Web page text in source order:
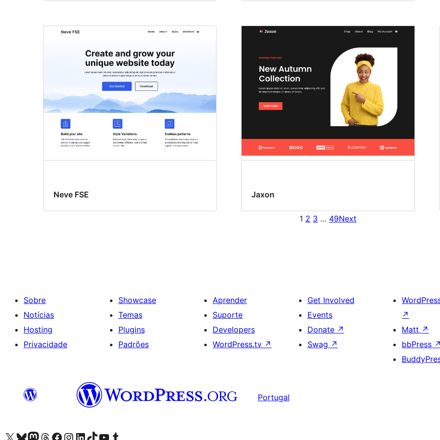
Neve FSE Jaxon
1 2 3 … 49Next
Sobre
Notícias
Hosting
Privacidade
Showcase
Temas
Plugins
Padrões
Aprender
Suporte
Developers
WordPress.tv ↗
Get Involved
Events
Donate ↗
Swag ↗
↗
Matt ↗
bbPress
Portugal
Visite a nossa conta X (antigo Twitter)
Visit our Bluesky account
Visit our Mastodon account
Visit our Threads account
Visite a nossa página do Facebook
Visite a nossa conta no Instagram
Visite a nossa conta no LinkedIn
Visit our TikTok account
Visit our YouTube channel
Visit our Tumblr account